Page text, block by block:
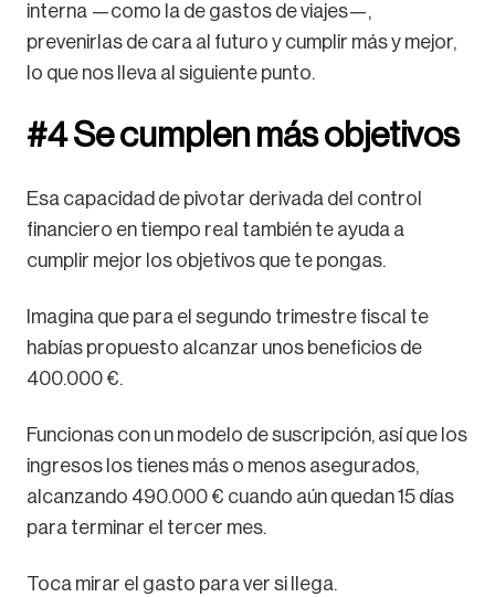
interna —como la de gastos de viajes—,
prevenirlas de cara al futuro y cumplir más y mejor,
lo que nos lleva al siguiente punto.
#4 Se cumplen más objetivos
Esa capacidad de pivotar derivada del control
financiero en tiempo real también te ayuda a
cumplir mejor los objetivos que te pongas.
Imagina que para el segundo trimestre fiscal te
habías propuesto alcanzar unos beneficios de
400.000 €.
Funcionas con un modelo de suscripción, así que los
ingresos los tienes más o menos asegurados,
alcanzando 490.000 € cuando aún quedan 15 días
para terminar el tercer mes.
Toca mirar el gasto para ver si llega.